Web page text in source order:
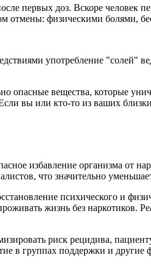
первых доз. Вскоре человек
отмены: физическими болями,
употребление "солей"
опасные вещества, которые
вы или кто-то из ваших
избавление организма от
что значительно
психического и
жизнь без наркотиков.
риск рецидива,
в группах поддержки и